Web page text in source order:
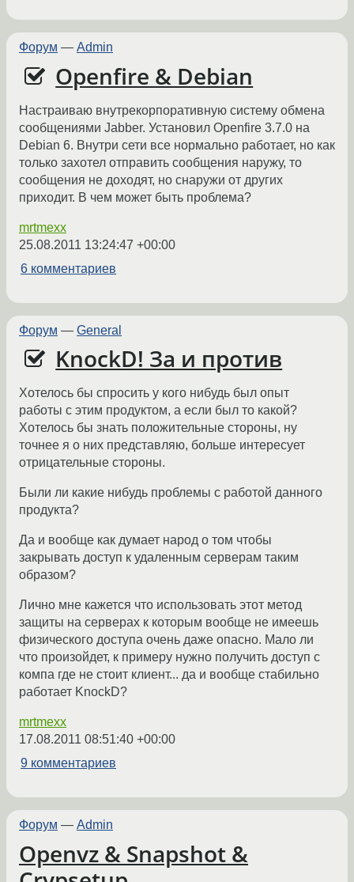
Форум — Admin
Openfire & Debian
Настраиваю внутрекорпоративную систему обмена
сообщениями Jabber. Установил Openfire 3.7.0 на
Debian 6. Внутри сети все нормально работает, но как
только захотел отправить сообщения наружу, то
сообщения не доходят, но снаружи от других
приходит. В чем может быть проблема?
mrtmexx
25.08.2011 13:24:47 +00:00
6 комментариев
Форум — General
KnockD! За и против
Хотелось бы спросить у кого нибудь был опыт
работы с этим продуктом, а если был то какой?
Хотелось бы знать положительные стороны, ну
точнее я о них представляю, больше интересует
отрицательные стороны.
Были ли какие нибудь проблемы с работой данного
продукта?
Да и вообще как думает народ о том чтобы
закрывать доступ к удаленным серверам таким
образом?
Лично мне кажется что использовать этот метод
защиты на серверах к которым вообще не имеешь
физического доступа очень даже опасно. Мало ли
что произойдет, к примеру нужно получить доступ с
компа где не стоит клиент... да и вообще стабильно
работает KnockD?
mrtmexx
17.08.2011 08:51:40 +00:00
9 комментариев
Форум — Admin
Openvz & Snapshot &